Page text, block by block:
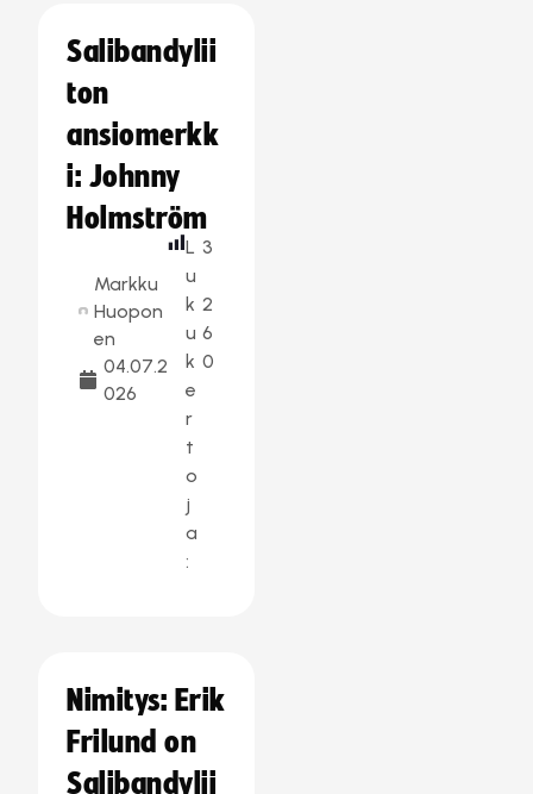
Salibandylii
ton
ansiomerkk
i: Johnny
Holmström
Markku
Huopon
en
04.07.2
026
L
u
k
u
k
e
r
t
o
j
a
:
3
2
6
0
Nimitys: Erik
Frilund on
Salibandylii